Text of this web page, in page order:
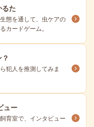
るた
態を通して、虫ケアの
カードゲーム。
犯人を推測してみま
ュー
育室で、インタビュー